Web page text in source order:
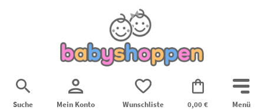
Suche Mein Konto Wunschliste 0,00 € Menü